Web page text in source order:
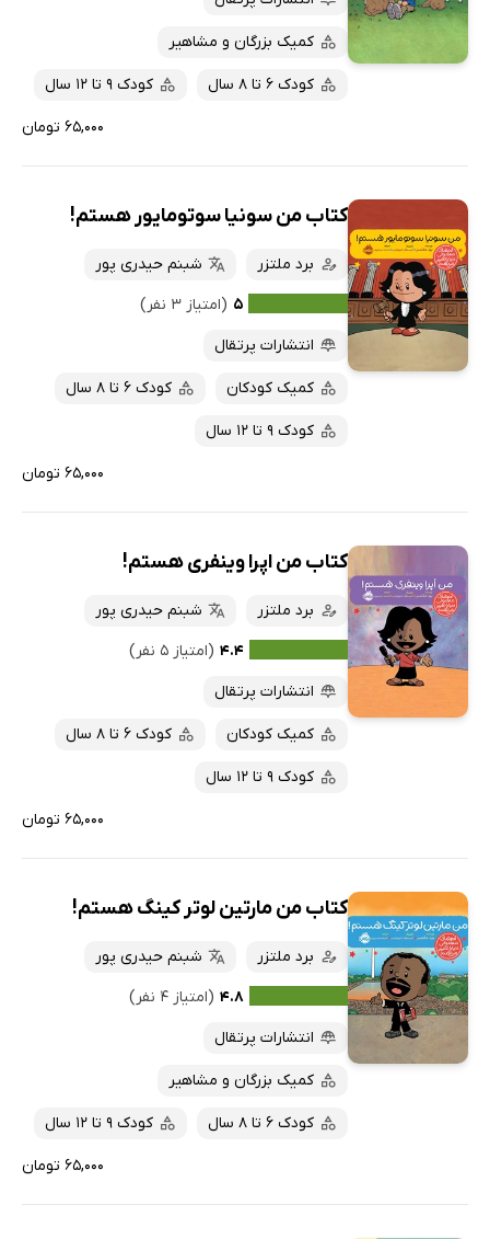
کمیک بزرگان و مشاهیر
کودک 6 تا 8 سال کودک 9 تا 12 سال
۶۵,۰۰۰ تومان
کتاب من سونیا سوتومایور هستم!
برد ملتزر
شبنم حیدری پور
۵ (امتیاز ۳ نفر)
انتشارات پرتقال
کمیک کودکان کودک 6 تا 8 سال
کودک 9 تا 12 سال
۶۵,۰۰۰ تومان
کتاب من اپرا وینفری هستم!
برد ملتزر
شبنم حیدری پور
۴.۴ (امتیاز ۵ نفر)
انتشارات پرتقال
کمیک کودکان کودک 6 تا 8 سال
کودک 9 تا 12 سال
۶۵,۰۰۰ تومان
کتاب من مارتین لوتر کینگ هستم!
برد ملتزر
شبنم حیدری پور
۴.۸ (امتیاز ۴ نفر)
انتشارات پرتقال
کمیک بزرگان و مشاهیر
کودک 6 تا 8 سال کودک 9 تا 12 سال
۶۵,۰۰۰ تومان